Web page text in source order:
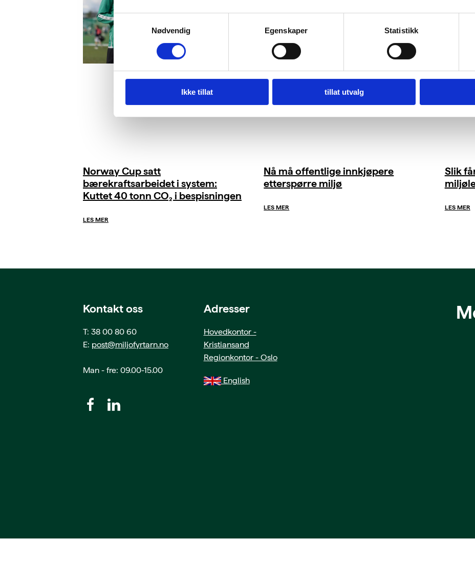
Samtykkevalg
Nødvendig
Egenskaper Statistikk
Ikke tillat tillat utvalg
Norway Cup satt
bærekraftsarbeidet i system:
Kuttet 40 tonn CO₂ i bespisningen
LES MER
Nå må offentlige innkjøpere
etterspørre miljø
LES MER
Slik
LES MER
Kontakt oss
T: 38 00 80 60
E: post@miljofyrtarn.no
Man - fre: 09.00-15.00
Adresser
Hovedkontor -
Kristiansand
Regionkontor - Oslo
English